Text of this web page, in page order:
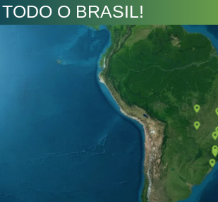
TODO O BRASIL!